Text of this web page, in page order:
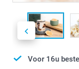
Voor 16u